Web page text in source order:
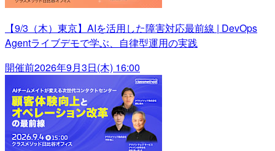
【9/3（木）東京】AIを活用した障害対応最前線 | DevOps
Agentライブデモで学ぶ、自律型運用の実践
開催前2026年9月3日(木) 16:00